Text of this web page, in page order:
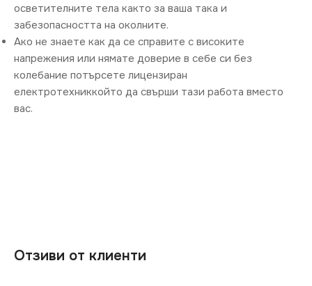
осветителните тела както за ваша така и
забезопасността на околните.
Ако не знаете как да се справите с високите
напрежения или нямате доверие в себе си без
колебание потърсете лицензиран
електротехниккойто да свърши тази работа вместо
вас.
Отзиви от клиенти